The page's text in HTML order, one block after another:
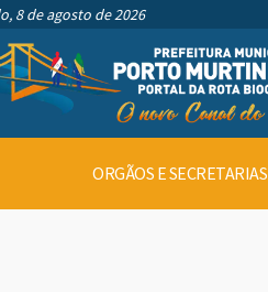
8 de agosto de 2026
ORGÃOS E SECRETARIAS